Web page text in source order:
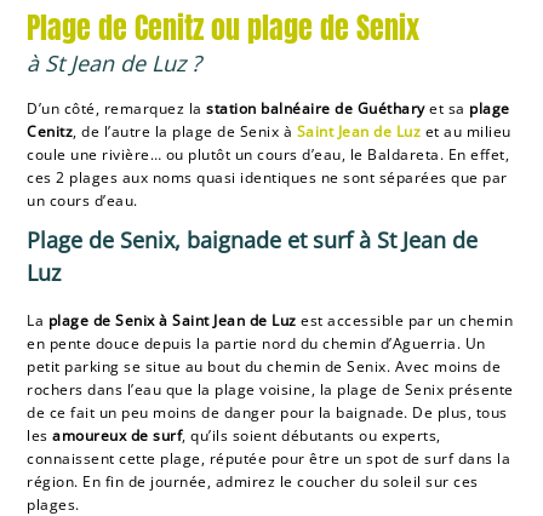
Plage de Cenitz ou plage de Senix
à St Jean de Luz ?
D’un côté, remarquez la station balnéaire de Guétharyet sa plage
Cenitz, de l’autre la plage de Senix à Saint Jean de Luz et au milieu
coule une rivière… ou plutôt un cours d’eau, le Baldareta. En effet,
ces 2 plages aux noms quasi identiques ne sont séparées que par
un cours d’eau.
Plage de Senix, baignade et surf à St Jean de
Luz
La plage de Senix à Saint Jean de Luz est accessible par un chemin
en pente douce depuis la partie nord du chemin d’Aguerria. Un
petit parking se situe au bout du chemin de Senix. Avec moins de
rochers dans l’eau que la plage voisine, la plage de Senix présente
de ce fait un peu moins de danger pour la baignade. De plus, tous
lesamoureux de surf, qu’ils soient débutants ou experts,
connaissent cette plage, réputée pour être un spot de surf dans la
région. En fin de journée, admirez le coucher du soleil sur ces
plages.